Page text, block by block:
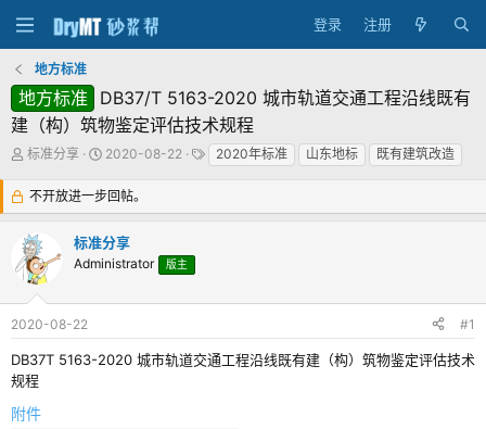
登录 注册
地方标准
地方标准
DB37/T 5163-2020 城市轨道交通工程沿线既有
建（构）筑物鉴定评估技术规程
主
发
起
人
标准分享
发
时
间
2020-08-22
标2020年标准 山东地标 既有建筑改造
不开放进一步回帖。
标准分享
Administrator 版主
2020-08-22 #1
DB37T 5163-2020 城市轨道交通工程沿线既有建（构）筑物鉴定评估技术
规程
附件